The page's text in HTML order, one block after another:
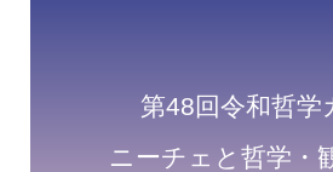
第48回令和哲学
ニーチェと哲学・